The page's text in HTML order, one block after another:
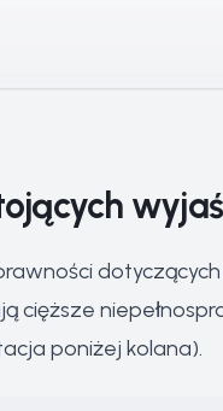
dotyczących
cięższe
poniżej kolana).